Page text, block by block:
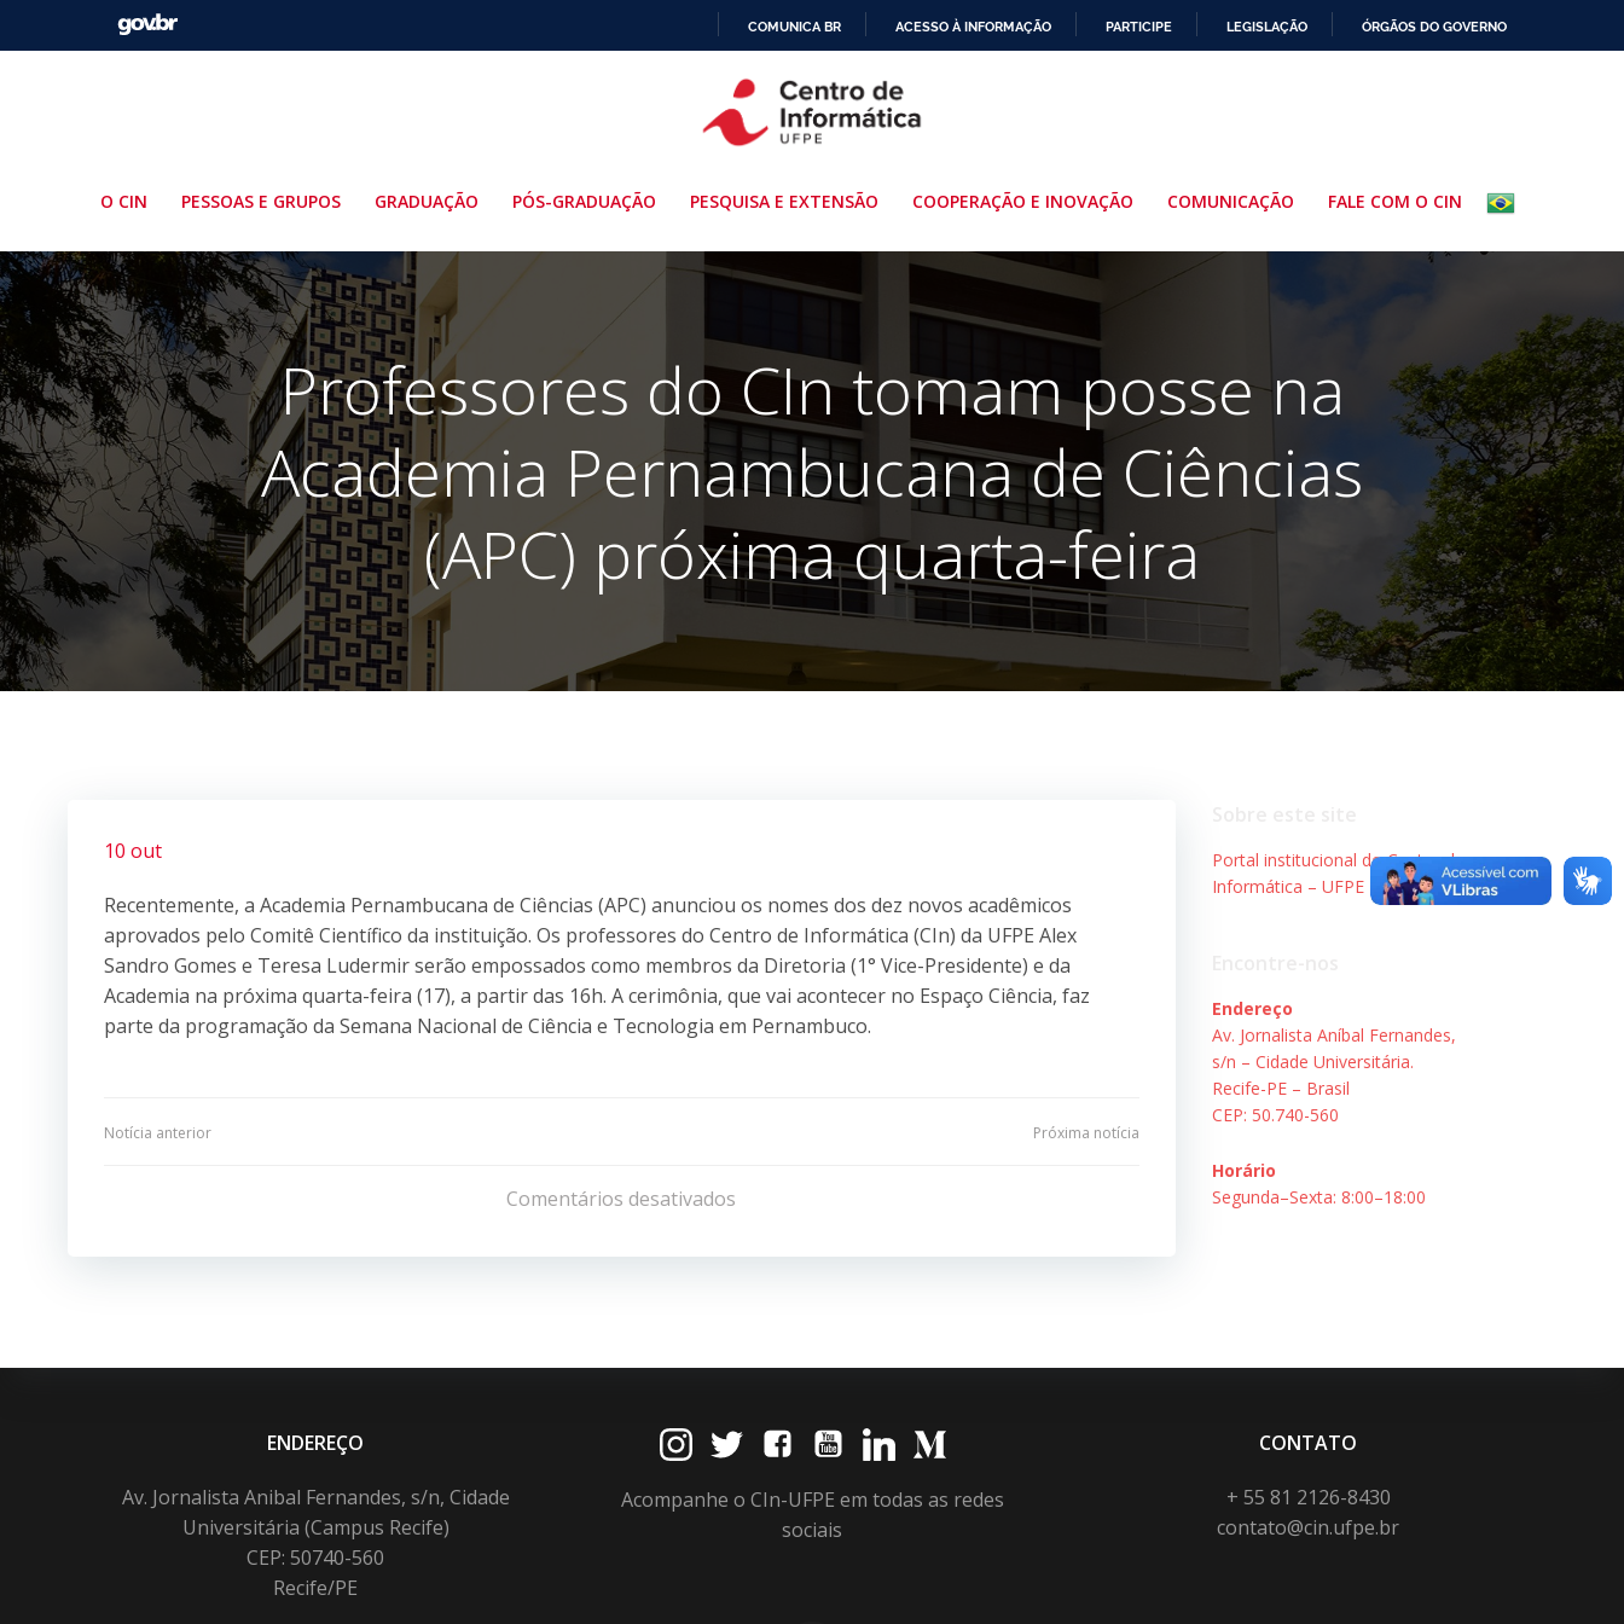
PARA
O
COMUNICA BR ACESSO À INFORMAÇÃO PARTICIPE LEGISLAÇÃO ÓRGÃOS DO GOVERNO
O CIN PESSOAS E GRUPOS GRADUAÇÃO PÓS-GRADUAÇÃO PESQUISA E EXTENSÃO COOPERAÇÃO E INOVAÇÃO COMUNICAÇÃO FALE COM O CIN
Professores do CIn tomam posse na
Academia Pernambucana de Ciências
(APC) próxima quarta-feira
10 out
Recentemente, a Academia Pernambucana de Ciências (APC) anunciou os nomes dos dez novos acadêmicos
aprovados pelo Comitê Científico da instituição. Os professores do Centro de Informática (CIn) da UFPE Alex
Sandro Gomes e Teresa Ludermir serão empossados como membros da Diretoria (1° Vice-Presidente) e da
Academia na próxima quarta-feira (17), a partir das 16h. A cerimônia, que vai acontecer no Espaço Ciência, faz
parte da programação da Semana Nacional de Ciência e Tecnologia em Pernambuco.
Navegação
Post
Notícia anterior
de
Post
Próxima notícia
Comentários desativados
Portal institucional do Centro de
Informática – UFPE
Endereço
Av. Jornalista Aníbal Fernandes,
s/n – Cidade Universitária.
Recife-PE – Brasil
CEP: 50.740-560
Horário
Segunda–Sexta: 8:00–18:00
ENDEREÇO
Av. Jornalista Anibal Fernandes, s/n, Cidade
Universitária (Campus Recife)
CEP: 50740-560
Recife/PE
Acompanhe o CIn-UFPE em todas as redes
sociais
CONTATO
+ 55 81 2126-8430
contato@cin.ufpe.br